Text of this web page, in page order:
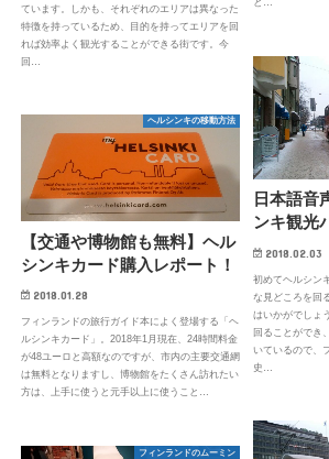
ています。しかも、それぞれのエリアは異なった
特徴を持っているため、目的を持ってエリアを回
れば効率よく観光することができる街です。今
回…
日本語音
ンキ観光
2018.02.03
初めてヘルシン
な見どころを回
はいかがでしょ
回ることができ
いているので、
史…
ヘルシンキの移動方法
【交通や博物館も無料】ヘル
シンキカード購入レポート！
2018.01.28
フィンランドの旅行ガイド本によく登場する「ヘ
ルシンキカード」。2018年1月現在、24時間料金
が48ユーロと高額なのですが、市内の主要交通網
は無料となりますし、博物館をたくさん訪れたい
方は、上手に使うと元手以上に使うこと…
フィンランドのムーミン